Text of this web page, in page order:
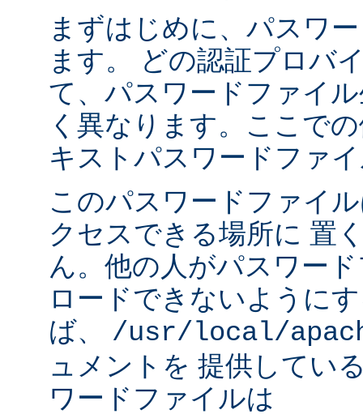
まずはじめに、パスワ
ます。 どの認証プロバ
て、パスワードファイ
く異なります。ここで
キストパスワードファ
このパスワードファイ
クセスできる場所に 置
ん。他の人がパスワー
ロードできないように
ば、 /usr/local/
ュメントを 提供してい
ワードファイルは